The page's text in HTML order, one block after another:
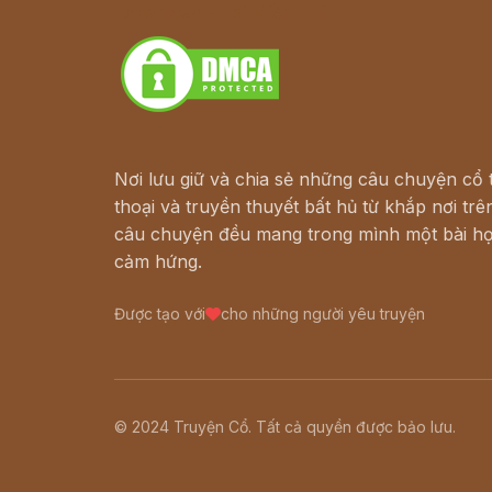
Nơi lưu giữ và chia sẻ những câu chuyện cổ
thoại và truyền thuyết bất hủ từ khắp nơi
câu chuyện đều mang trong mình một bài
cảm hứng.
Được tạo với cho những người yêu truyện
© 2024 Truyện Cổ. Tất cả quyền được bảo lưu.